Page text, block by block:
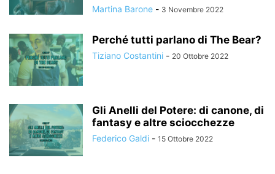
Martina Barone - 3 Novembre 2022
Perché tutti parlano di The Bear?
Tiziano Costantini - 20 Ottobre 2022
Gli Anelli del Potere: di canone, di
fantasy e altre sciocchezze
Federico Galdi - 15 Ottobre 2022